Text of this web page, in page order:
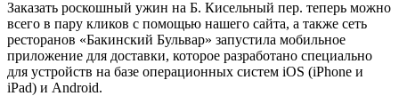
Заказать роскошный ужин на Б. Кисельный пер. теперь можно
всего в пару кликов с помощью нашего сайта, а также сеть
ресторанов «Бакинский Бульвар» запустила мобильное
приложение для доставки, которое разработано специально
для устройств на базе операционных систем iOS (iPhone и
iPad) и Android.